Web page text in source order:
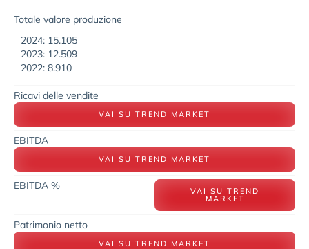
Totale valore produzione
2024: 15.105
2023: 12.509
2022: 8.910
Ricavi delle vendite
VAI SU TREND MARKET
EBITDA
VAI SU TREND MARKET
EBITDA % VAI SU TREND
MARKET
Patrimonio netto
VAI SU TREND MARKET